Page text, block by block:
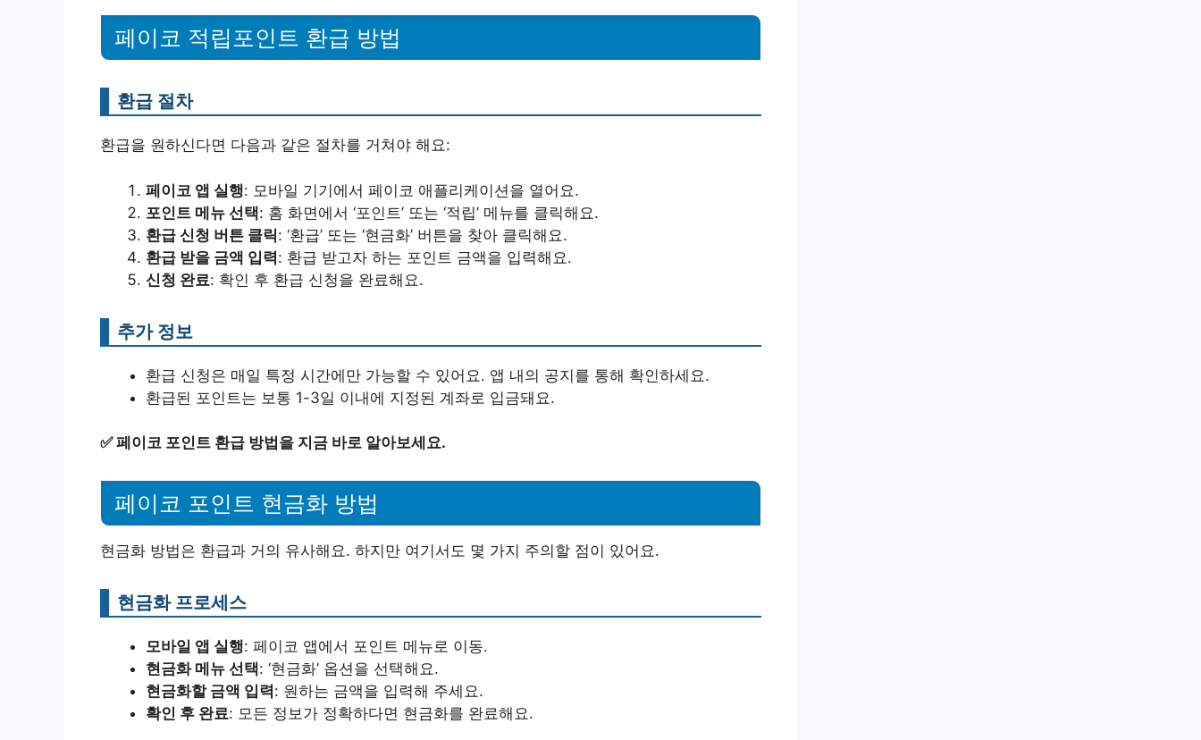
페이코 적립포인트 환급 방법
환급 절차
환급을 원하신다면 다음과 같은 절차를 거쳐야 해요:
페이코 앱 실행: 모바일 기기에서 페이코 애플리케이션을 열어요.
포인트 메뉴 선택: 홈 화면에서 ‘포인트’ 또는 ‘적립’ 메뉴를 클릭해요.
환급 신청 버튼 클릭: ‘환급’ 또는 ‘현금화’ 버튼을 찾아 클릭해요.
환급 받을 금액 입력: 환급 받고자 하는 포인트 금액을 입력해요.
신청 완료: 확인 후 환급 신청을 완료해요.
추가 정보
환급 신청은 매일 특정 시간에만 가능할 수 있어요. 앱 내의 공지를 통해 확인하세요.
환급된 포인트는 보통 1-3일 이내에 지정된 계좌로 입금돼요.
✅페이코 포인트 환급 방법을 지금 바로 알아보세요.
페이코 포인트 현금화 방법
현금화 방법은 환급과 거의 유사해요. 하지만 여기서도 몇 가지 주의할 점이 있어요.
현금화 프로세스
모바일 앱 실행: 페이코 앱에서 포인트 메뉴로 이동.
현금화 메뉴 선택: ‘현금화’ 옵션을 선택해요.
현금화할 금액 입력: 원하는 금액을 입력해 주세요.
확인 후 완료: 모든 정보가 정확하다면 현금화를 완료해요.